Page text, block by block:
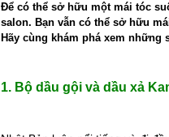
Để có thể sở hữu một mái tóc
salon. Bạn vẫn có thể sở hữu
Hãy cùng khám phá xem những
1. Bộ dầu gội và dầu xả